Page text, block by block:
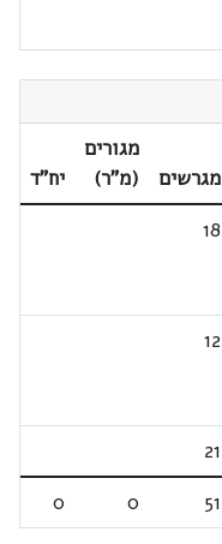
מגרשים
מגורים
(מ"ר)
יח"ד
18
12
21
51
0
0